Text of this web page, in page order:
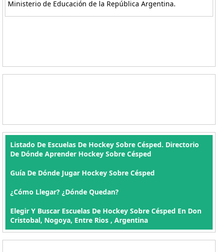
Ministerio de Educación de la República Argentina.
Listado De Escuelas De Hockey Sobre Césped. Directorio
De Dónde Aprender Hockey Sobre Césped
Guía De Dónde Jugar Hockey Sobre Césped
¿Cómo Llegar? ¿Dónde Quedan?
Elegir Y Buscar Escuelas De Hockey Sobre Césped En Don
Cristobal, Nogoya, Entre Rios , Argentina